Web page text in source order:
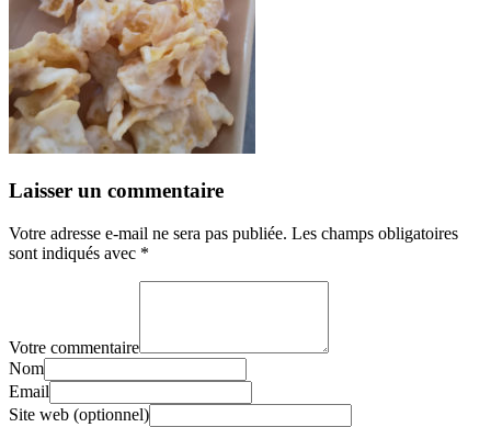
Laisser un commentaire
Votre adresse e-mail ne sera pas publiée. Les champs obligatoires
sont indiqués avec *
Votre commentaire
Nom
Email
Site web (optionnel)